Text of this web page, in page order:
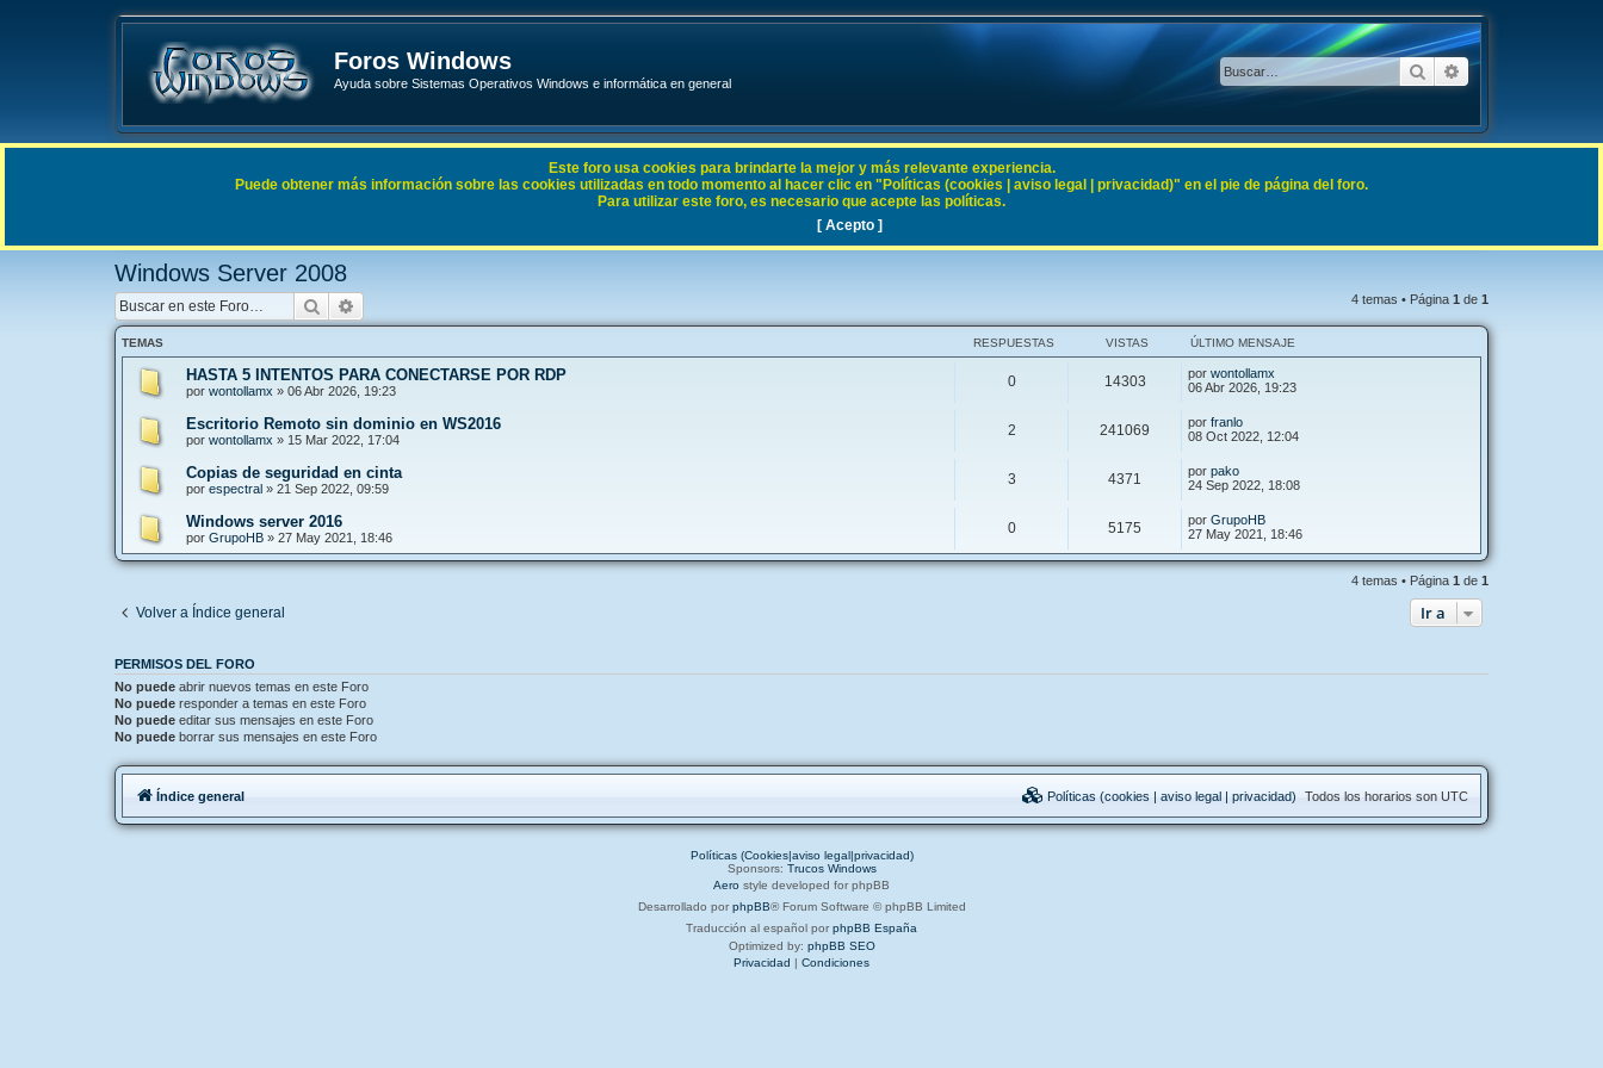
Foros Windows
Ayuda sobre Sistemas Operativos Windows e informática en general
BuscarBúsqueda
Enlaces rápidos FAQ
Windows Server 2008
Buscar 4 temas • Página 1 de 1
TEMAS RESPUESTAS VISTAS ÚLTIMO MENSAJE
HASTA 5 INTENTOS PARA CONECTARSE POR RDP
por wontollamx » 06 Abr 2026, 19:23
0 14303 por wontollamx
06 Abr 2026, 19:23
Escritorio Remoto sin dominio en WS2016
por wontollamx » 15 Mar 2022, 17:04
2 241069 por franlo
08 Oct 2022, 12:04
Copias de seguridad en cinta
por espectral » 21 Sep 2022, 09:59
3 4371 por pako
24 Sep 2022, 18:08
Windows server 2016
por GrupoHB » 27 May 2021, 18:46
0 5175 por GrupoHB
27 May 2021, 18:46
4 temas • Página 1 de 1
Volver a Índice general Ir a
PERMISOS DEL FORO
No puede abrir nuevos temas en este Foro
No puede responder a temas en este Foro
No puede editar sus mensajes en este Foro
No puede borrar sus mensajes en este Foro
Este foro usa cookies para brindarte la mejor y más relevante experiencia.
Puede obtener más información sobre las cookies utilizadas en todo momento al hacer clic en "Políticas (cookies | aviso legal | privacidad)" en el pie de página del foro.
Para utilizar este foro, es necesario que acepte las políticas.
[ Acepto ]
Índice general Todos los horarios son UTC
Políticas (cookies | aviso legal | privacidad)
Políticas (Cookies|aviso legal|privacidad)
Sponsors: Trucos Windows
Aero style developed for phpBB
Desarrollado por phpBB® Forum Software © phpBB Limited
Traducción al español por phpBB España
Optimized by: phpBB SEO
Privacidad | Condiciones